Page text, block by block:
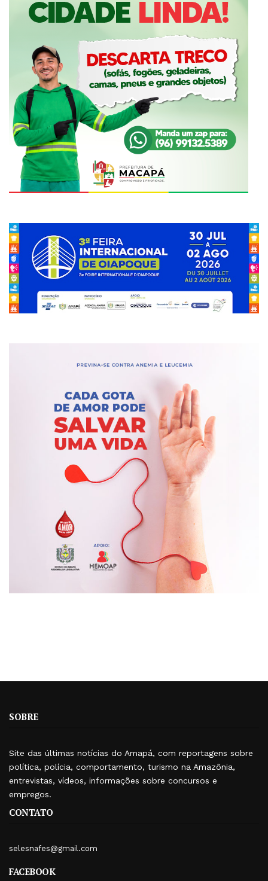
SOBRE
Site das últimas notícias do Amapá, com reportagens sobre
política, polícia, comportamento, turismo na Amazônia,
entrevistas, vídeos, informações sobre concursos e
empregos.
CONTATO
selesnafes@gmail.com
FACEBOOK